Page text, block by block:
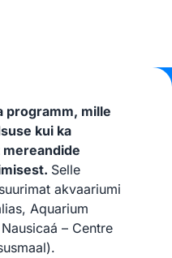
programm, mille
kui ka
Selle
akvaariumi
Aquarium
– Centre